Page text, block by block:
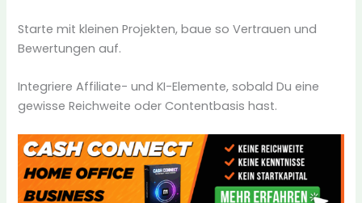
Starte mit kleinen Projekten, baue so Vertrauen und
Bewertungen auf.
Integriere Affiliate- und KI-Elemente, sobald Du eine
gewisse Reichweite oder Contentbasis hast.